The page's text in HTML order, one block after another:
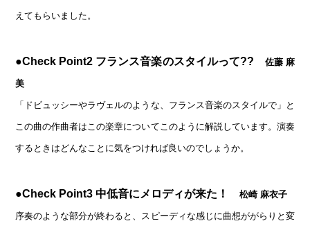
えてもらいました。
●Check Point2 フランス音楽のスタイルって?? 佐藤 麻
美
「ドビュッシーやラヴェルのような、フランス音楽のスタイルで」と
この曲の作曲者はこの楽章についてこのように解説しています。演奏
するときはどんなことに気をつければ良いのでしょうか。
●Check Point3中低音にメロディが来た！松崎 麻衣子
序奏のような部分が終わると、スピーディな感じに曲想ががらりと変